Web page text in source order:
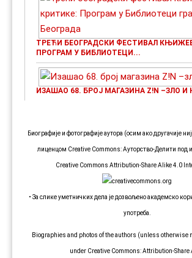
ТРЕЋИ БЕОГРАДСКИ ФЕСТИВАЛ
ПРОГРАМ У БИБЛИОТЕЦИ...
ИЗАШАО 68. БРОЈ МАГАЗИНА Z!N –ЗЛО И
Биографије и фотографије аутора (осим ако другачије
лиценцом Creative Commons: Ауторство-Делити под
Creative Commons Attribution-Share Alike 4.0
• За слике уметничких дела је дозвољено академско
употреба.
Biographies and photos of the authors (unless otherwise
under Creative Commons: Attribution-Share